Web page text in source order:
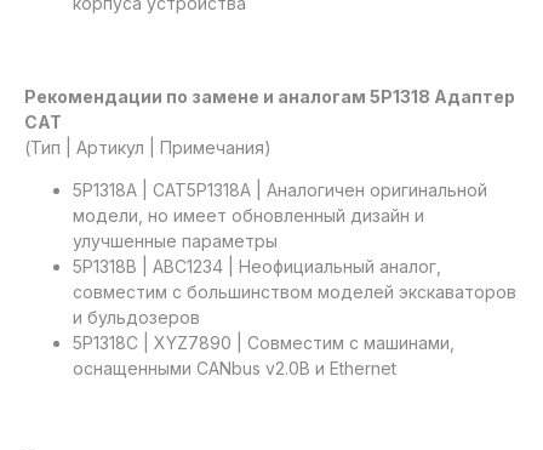
Рекомендации по замене и аналогам 5P1318 Адаптер
CAT
(Тип | Артикул | Примечания)
5P1318A | CAT5P1318A | Аналогичен оригинальной
модели, но имеет обновленный дизайн и
улучшенные параметры
5P1318B | ABC1234 | Неофициальный аналог,
совместим с большинством моделей экскаваторов
и бульдозеров
5P1318C | XYZ7890 | Совместим с машинами,
оснащенными CANbus v2.0B и Ethernet